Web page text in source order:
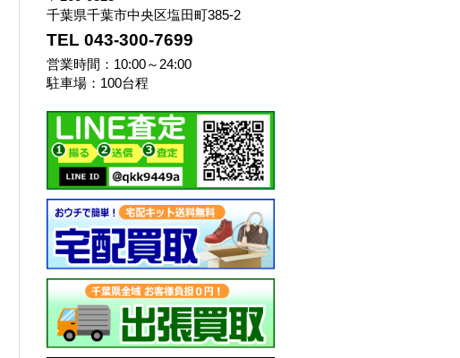
千葉県千葉市中央区塩田町385-2
TEL 043-300-7699
営業時間：10:00～24:00
駐車場：100台程